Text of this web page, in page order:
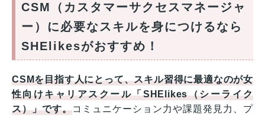
CSM（カスタマーサクセスマネージャ
ー）に必要なスキルを身につけるなら
SHElikesがおすすめ！
CSMを目指す人にとって、スキル習得に最適なのが女
性向けキャリアスクール「SHElikes（シーライク
ス）」です。コミュニケーション力や課題発見力、プ